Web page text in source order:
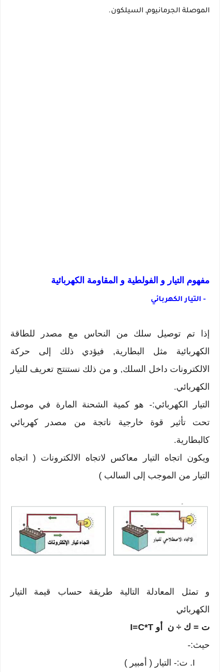
الموصلة الجرمانيوم, السيلكون.
مفهوم التيار و الفولطية و المقاومة الكهربائية
- التيار الكهربائي
إذا تم توصيل سلك من النحاس مع مصدر للطاقة
الكهربائية مثل البطارية, فيؤدي ذلك إلى حركة
الالكترونات داخل السلك, و من ذلك نستنتج تعريف للتيار
الكهربائي.
التيار الكهربائي:- هو كمية الشحنة المارة في موصل
تحت تأثير قوة خارجية ناتجة من مصدر كهربائي
كالبطارية.
ويكون اتجاه التيار معاكس لاتجاه الالكترونات ( اتجاه
التيار من الموجب إلى السالب )
و تمثل المعادلة التالية طريقة حساب قيمة التيار
الكهربائي
ت = ك ÷ ن أو I=C*T
حيث:-